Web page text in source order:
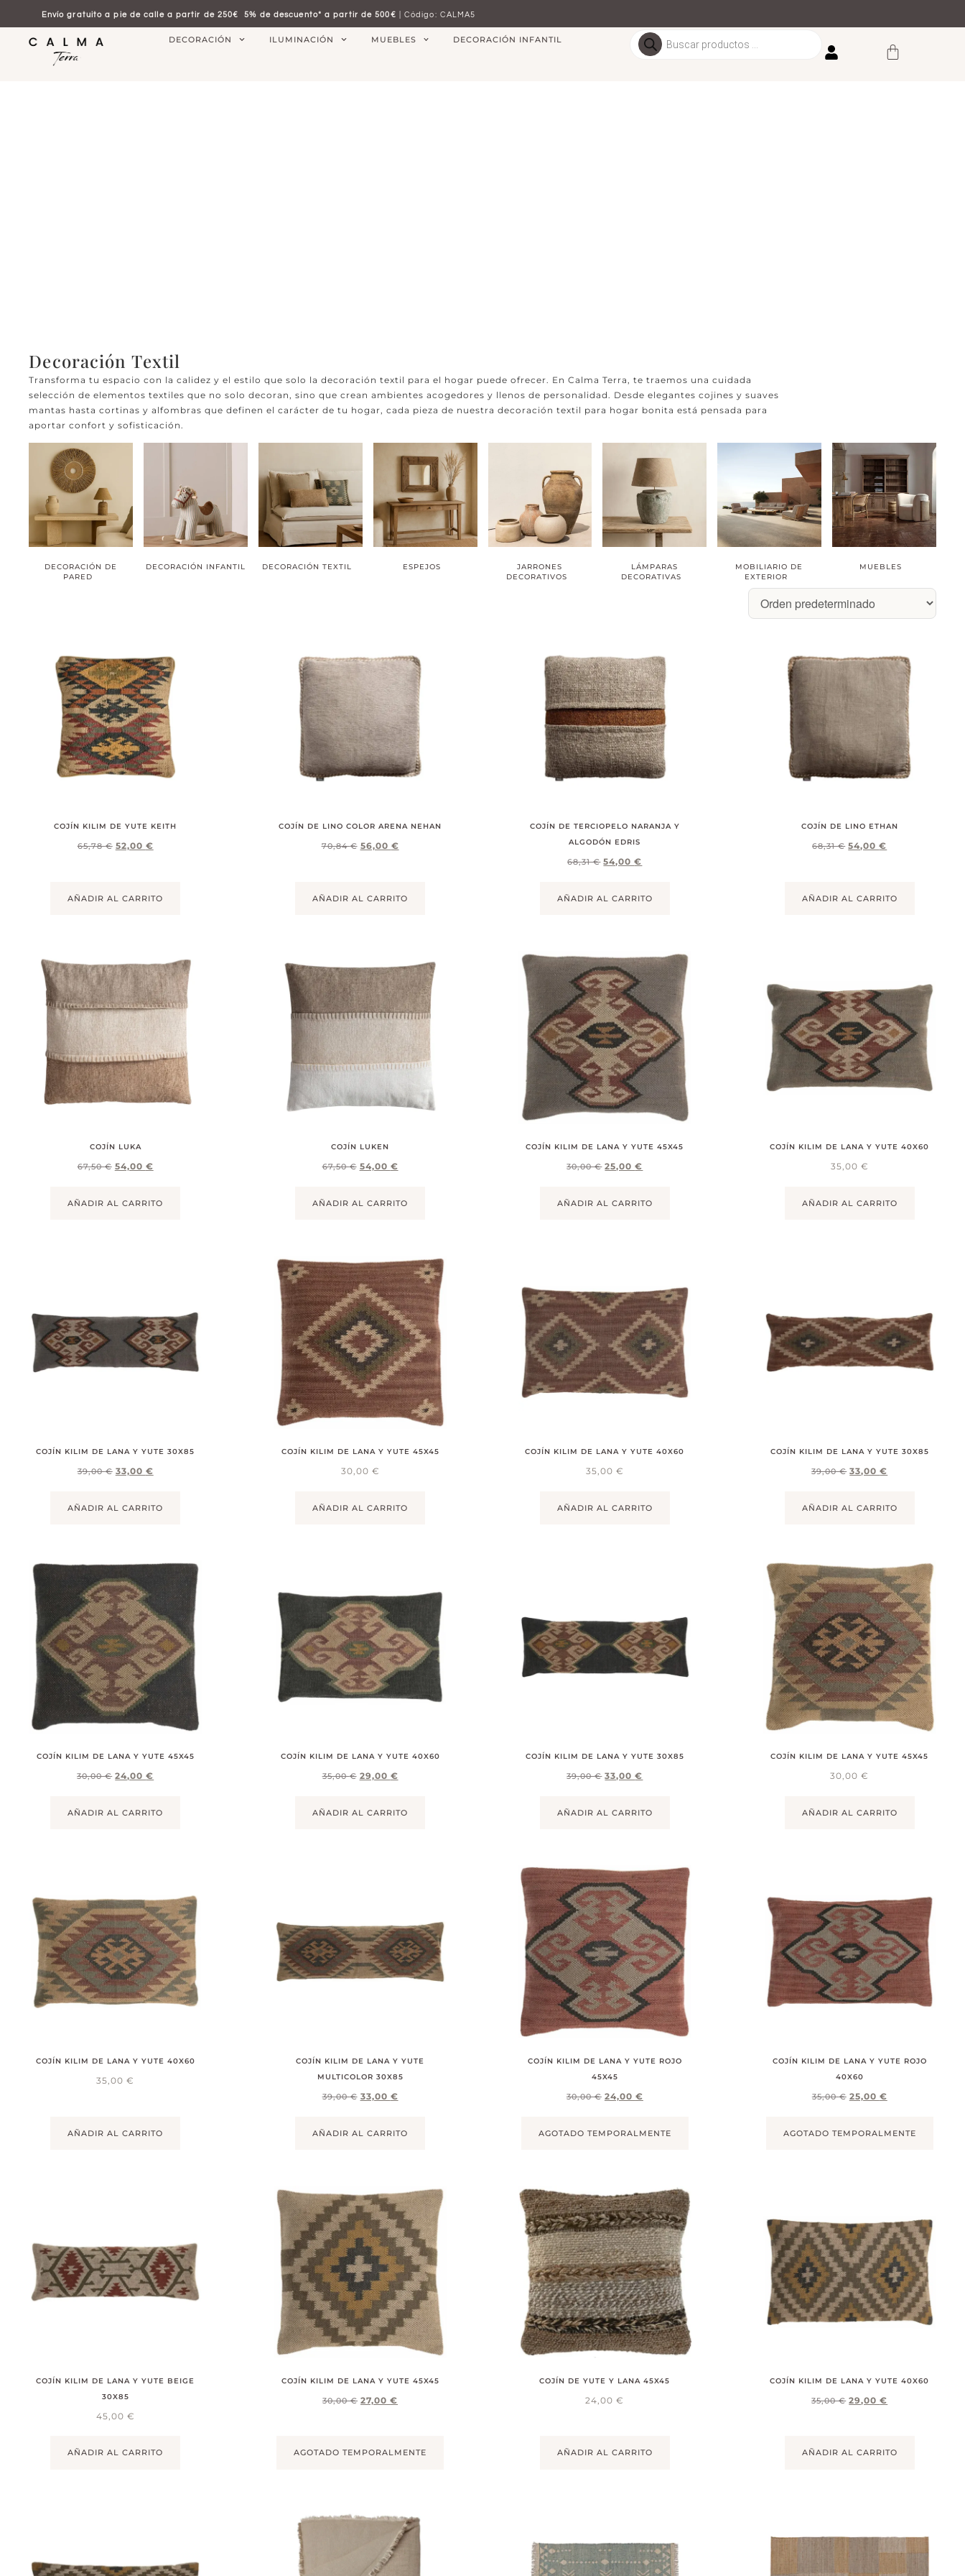
Envío gratuito a pie de calle a partir de 250€ 5% de descuento* a partir de 500€ | Código: CALMA5
DECORACIÓN ILUMINACIÓN MUEBLES DECORACIÓN INFANTIL
Decoración Textil
Transforma tu espacio con la calidez y el estilo que solo la decoración textil para el hogar puede ofrecer. En Calma Terra, te traemos una cuidada
selección de elementos textiles que no solo decoran, sino que crean ambientes acogedores y llenos de personalidad. Desde elegantes cojines y suaves
mantas hasta cortinas y alfombras que definen el carácter de tu hogar, cada pieza de nuestra decoración textil para hogar bonita está pensada para
aportar confort y sofisticación.
DECORACIÓN DE
PARED
DECORACIÓN INFANTIL DECORACIÓN TEXTIL ESPEJOS
JARRONES
DECORATIVOS
LÁMPARAS
DECORATIVAS
MOBILIARIO DE
EXTERIOR
MUEBLES
COJÍN KILIM DE YUTE KEITH
65,78€ 52,00 €
AÑADIR AL CARRITO
COJÍN DE LINO COLOR ARENA NEHAN
70,84€ 56,00 €
AÑADIR AL CARRITO
COJÍN DE TERCIOPELO NARANJA Y
ALGODÓN EDRIS
68,31€ 54,00€
AÑADIR AL CARRITO
COJÍN DE LINO ETHAN
68,31€ 54,00€
AÑADIR AL CARRITO
COJÍN LUKA
67,50€ 54,00 €
AÑADIR AL CARRITO
COJÍN LUKEN
67,50€ 54,00 €
AÑADIR AL CARRITO
COJÍN KILIM DE LANA Y YUTE 45X45
30,00€ 25,00€
AÑADIR AL CARRITO
COJÍN KILIM DE LANA Y YUTE 40X60
35,00 €
AÑADIR AL CARRITO
COJÍN KILIM DE LANA Y YUTE 30X85
39,00€ 33,00 €
AÑADIR AL CARRITO
COJÍN KILIM DE LANA Y YUTE 45X45
30,00 €
AÑADIR AL CARRITO
COJÍN KILIM DE LANA Y YUTE 40X60
35,00 €
AÑADIR AL CARRITO
COJÍN KILIM DE LANA Y YUTE 30X85
39,00€ 33,00€
AÑADIR AL CARRITO
COJÍN KILIM DE LANA Y YUTE 45X45
30,00€ 24,00€
AÑADIR AL CARRITO
COJÍN KILIM DE LANA Y YUTE 40X60
35,00€ 29,00 €
AÑADIR AL CARRITO
COJÍN KILIM DE LANA Y YUTE 30X85
39,00€ 33,00€
AÑADIR AL CARRITO
COJÍN KILIM DE LANA Y YUTE 45X45
30,00€
AÑADIR AL CARRITO
COJÍN KILIM DE LANA Y YUTE 40X60
35,00€
AÑADIR AL CARRITO
COJÍN KILIM DE LANA Y YUTE
MULTICOLOR 30X85
39,00€ 33,00 €
AÑADIR AL CARRITO
COJÍN KILIM DE LANA Y YUTE ROJO
45X45
30,00€ 24,00 €
AGOTADO TEMPORALMENTE
COJÍN KILIM DE LANA Y YUTE ROJO
40X60
35,00€ 25,00 €
AGOTADO TEMPORALMENTE
COJÍN KILIM DE LANA Y YUTE BEIGE
30X85
45,00 €
AÑADIR AL CARRITO
COJÍN KILIM DE LANA Y YUTE 45X45
30,00€ 27,00€
AGOTADO TEMPORALMENTE
COJÍN DE YUTE Y LANA 45X45
24,00€
AÑADIR AL CARRITO
COJÍN KILIM DE LANA Y YUTE 40X60
35,00€ 29,00€
AÑADIR AL CARRITO